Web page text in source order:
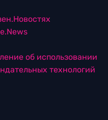
об использовании
технологий